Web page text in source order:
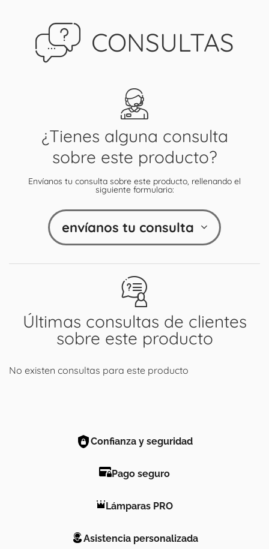
CONSULTAS
Últimas consultas de clientes
sobre este producto
No existen consultas para este producto
¿Tienes alguna consulta
sobre este producto?
Envíanos tu consulta sobre este producto, rellenando el
siguiente formulario:
envíanos tu consulta
Confianza y seguridad
Pago seguro
Lámparas PRO
Asistencia personalizada